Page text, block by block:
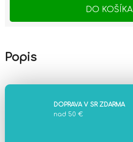
DO KOŠÍKA
Popis
DOPRAVA V SR ZDARMA
nad 50 €